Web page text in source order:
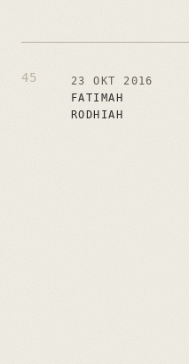
23 OKT 2016
FATIMAH
RODHIAH